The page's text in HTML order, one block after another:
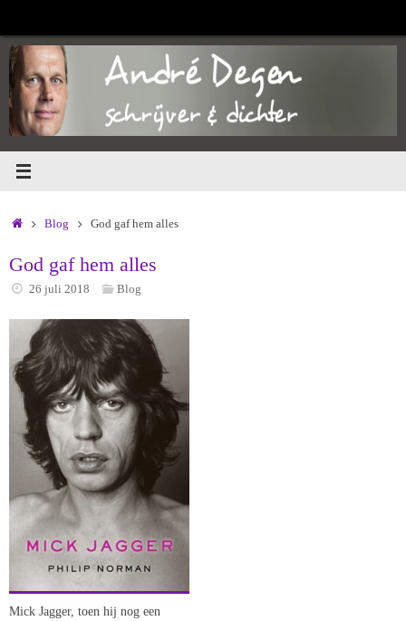
de
inhoud
HomeBlog God gaf hem alles
God gaf hem alles
26 juli 2018 Blog
Mick Jagger, toen hij nog een